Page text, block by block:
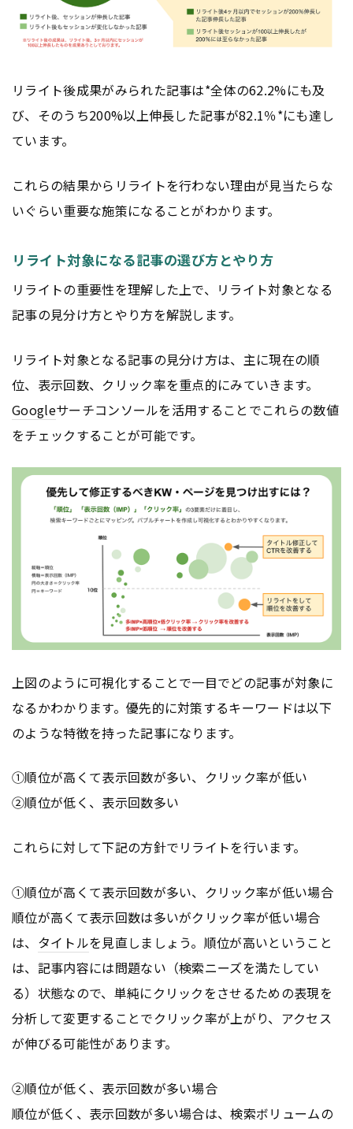
リライト後成果がみられた記事は*全体の62.2%にも及
び、そのうち200%以上伸長した記事が82.1％*にも達し
ています。
これらの結果からリライトを行わない理由が見当たらな
いぐらい重要な施策になることがわかります。
リライト対象になる記事の選び方とやり方
リライトの重要性を理解した上で、リライト対象となる
記事の見分け方とやり方を解説します。
リライト対象となる記事の見分け方は、主に現在の順
位、表示回数、クリック率を重点的にみていきます。
Googleサーチコンソールを活用することでこれらの数値
をチェックすることが可能です。
上図のように可視化することで一目でどの記事が対象に
なるかわかります。優先的に対策するキーワードは以下
のような特徴を持った記事になります。
①順位が高くて表示回数が多い、クリック率が低い
②順位が低く、表示回数多い
これらに対して下記の方針でリライトを行います。
①順位が高くて表示回数が多い、クリック率が低い場合
順位が高くて表示回数は多いがクリック率が低い場合
は、 タイトルを見直しましょう。順位が高いということ
は、記事内容には問題ない（検索ニーズを満たしてい
る）状態なので、単純にクリックをさせるための表現を
分析して変更することでクリック率が上がり、アクセス
が伸びる可能性があります。
②順位が低く、表示回数が多い場合
順位が低く、表示回数が多い場合は、検索ボリュームの